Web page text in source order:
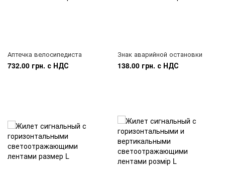
Аптечка велосипедиста
732.00 грн. с НДС
Знак аварийной остановки
138.00 грн. с НДС